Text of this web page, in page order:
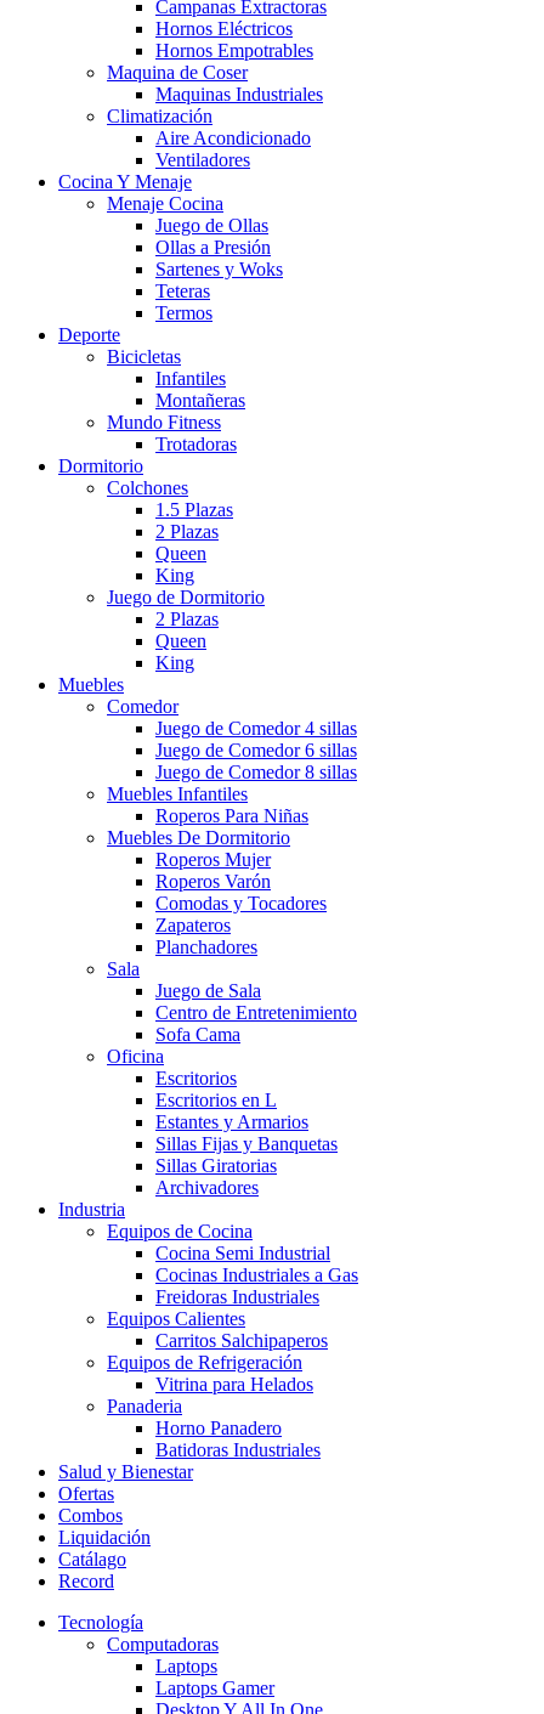
Campanas Extractoras
Hornos Eléctricos
Hornos Empotrables
Maquina de Coser
Maquinas Industriales
Climatización
Aire Acondicionado
Ventiladores
Cocina Y Menaje
Menaje Cocina
Juego de Ollas
Ollas a Presión
Sartenes y Woks
Teteras
Termos
Deporte
Bicicletas
Infantiles
Montañeras
Mundo Fitness
Trotadoras
Dormitorio
Colchones
1.5 Plazas
2 Plazas
Queen
King
Juego de Dormitorio
2 Plazas
Queen
King
Muebles
Comedor
Juego de Comedor 4 sillas
Juego de Comedor 6 sillas
Juego de Comedor 8 sillas
Muebles Infantiles
Roperos Para Niñas
Muebles De Dormitorio
Roperos Mujer
Roperos Varón
Comodas y Tocadores
Zapateros
Planchadores
Sala
Juego de Sala
Centro de Entretenimiento
Sofa Cama
Oficina
Escritorios
Escritorios en L
Estantes y Armarios
Sillas Fijas y Banquetas
Sillas Giratorias
Archivadores
Industria
Equipos de Cocina
Cocina Semi Industrial
Cocinas Industriales a Gas
Freidoras Industriales
Equipos Calientes
Carritos Salchipaperos
Equipos de Refrigeración
Vitrina para Helados
Panaderia
Horno Panadero
Batidoras Industriales
Salud y Bienestar
Ofertas
Combos
Liquidación
Catálago
Record
Tecnología
Computadoras
Laptops
Laptops Gamer